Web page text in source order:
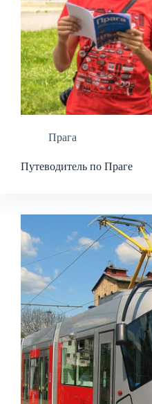
Прага
Путеводитель по Праге